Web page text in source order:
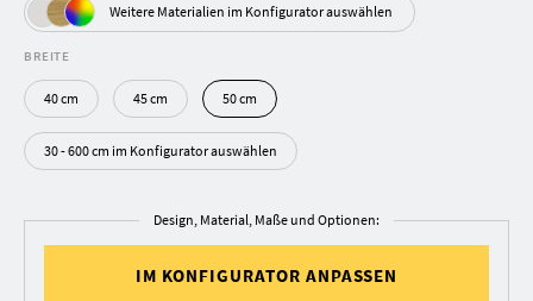
Weitere Materialien im Konfigurator auswählen
BREITE
40 cm 45 cm 50 cm
30 - 600 cm im Konfigurator auswählen
Design, Material, Maße und Optionen:
IM KONFIGURATOR ANPASSEN